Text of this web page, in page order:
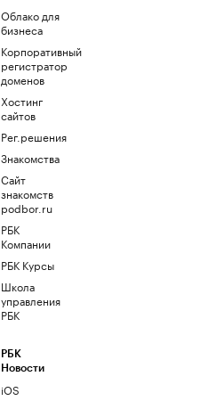
Облако для
бизнеса
Корпоративный
регистратор
доменов
Хостинг
сайтов
Рег.решения
Знакомства
Сайт
знакомств
podbor.ru
РБК
Компании
РБК Курсы
Школа
управления
РБК
РБК
Новости
iOS